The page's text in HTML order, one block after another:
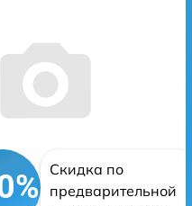
Скидка по
предварительной